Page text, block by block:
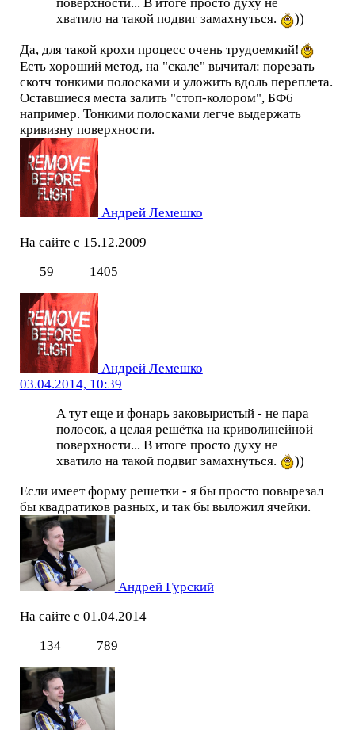
хватило на такой подвиг замахнуться.
))
Да, для такой крохи процесс очень трудоемкий!
Есть хороший метод, на "скале" вычитал: порезать
скотч тонкими полосками и уложить вдоль переплета.
Оставшиеся места залить "стоп-колором", БФ6
например. Тонкими полосками легче выдержать
кривизну поверхности.
Андрей Лемешко
На сайте с 15.12.2009
59
1405
Андрей Лемешко
03.04.2014, 10:39
А тут еще и фонарь заковыристый - не пара
полосок, а целая решётка на криволинейной
поверхности... В итоге просто духу не
хватило на такой подвиг замахнуться.
))
Если имеет форму решетки - я бы просто повырезал
бы квадратиков разных, и так бы выложил ячейки.
Андрей Гурский
На сайте с 01.04.2014
134
789